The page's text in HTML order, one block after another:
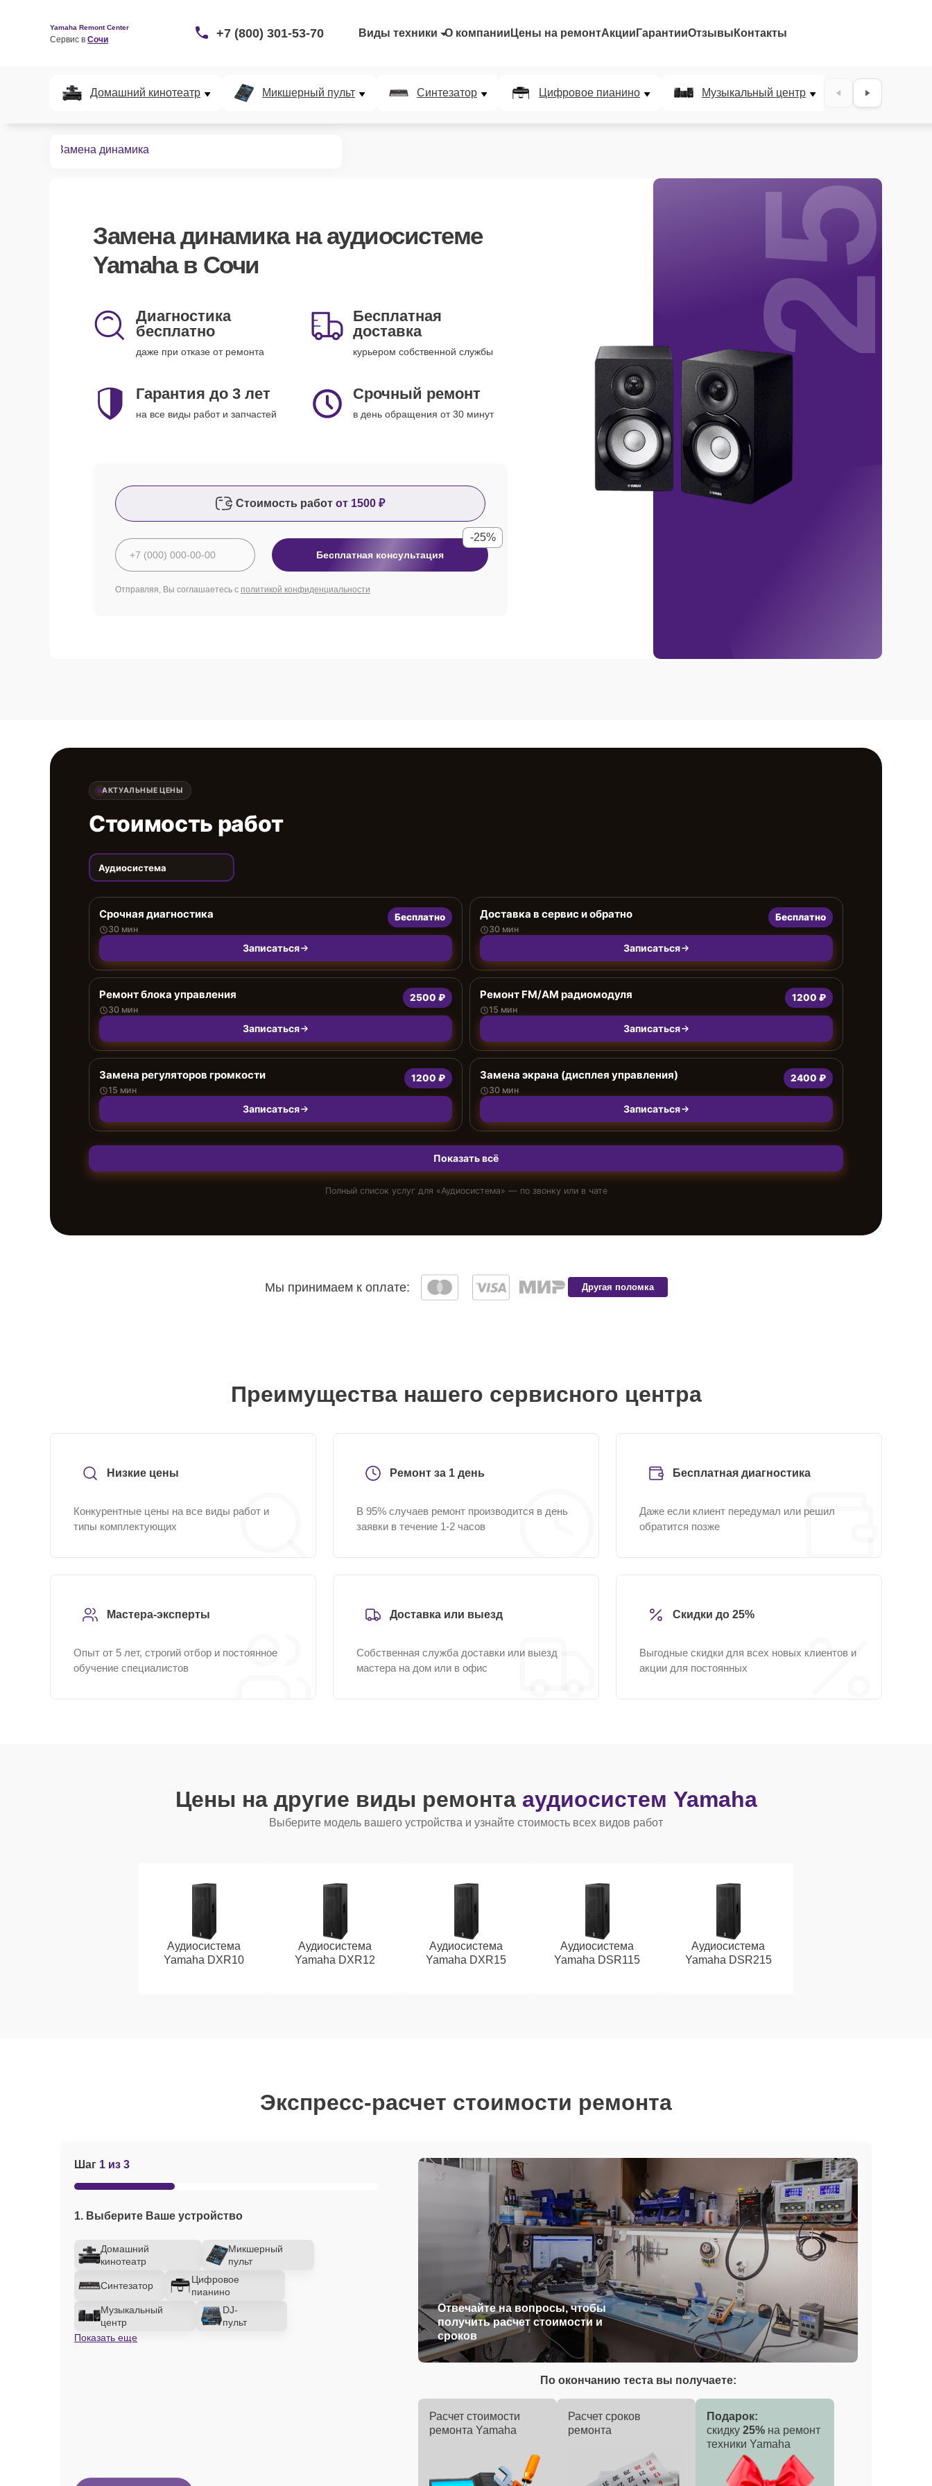
Yamaha Remont Center
Сервис в Сочи +7 (800) 301-53-70 Виды техники О компании Цены на ремонтАкции ГарантииОтзывы Контакты
Домашний кинотеатр Микшерный пульт Синтезатор Цифровое пианино Музыкальный центр DJ-пульт
Замена динамика
Замена динамикана аудиосистеме
Yamaha в Сочи
Диагностика
бесплатно
даже при отказе от ремонта
Бесплатная
доставка
курьером собственной службы
Гарантия до 3 лет
на все виды работ и запчастей
Срочный ремонт
в день обращения от 30 минут
Стоимость работ от 1500 ₽
Бесплатная консультация
-25%
Отправляя, Вы соглашаетесь с политикой конфиденциальности
25%
АКТУАЛЬНЫЕ ЦЕНЫ
Стоимость работ
Аудиосистема
Срочная диагностика
30 мин
Бесплатно
Записаться
Доставка в сервис и обратно
30 мин
Бесплатно
Записаться
Ремонт блока управления
30 мин
2500 ₽
Записаться
Ремонт FM/AM радиомодуля
15 мин
1200 ₽
Записаться
Замена регуляторов громкости
15 мин
1200 ₽
Записаться
Замена экрана (дисплея управления)
30 мин
2400 ₽
Записаться
Показать всё
Полный список услуг для «Аудиосистема» — по звонку или в чате
Мы принимаем к оплате: Другая поломка
Преимущества нашего сервисного центра
Низкие цены
Конкурентные цены на все виды работ и
типы комплектующих
Ремонт за 1 день
В 95% случаев ремонт производится в день
заявки в течение 1-2 часов
Бесплатная диагностика
Даже если клиент передумал или решил
обратится позже
Мастера-эксперты
Опыт от 5 лет, строгий отбор и постоянное
обучение специалистов
Доставка или выезд
Собственная служба доставки или выезд
мастера на дом или в офис
Скидки до 25%
Выгодные скидки для всех новых клиентов и
акции для постоянных
Цены на другие виды ремонта аудиосистем Yamaha
Выберите модель вашего устройства и узнайте стоимость всех видов работ
Аудиосистема
Yamaha DXR10
Аудиосистема
Yamaha DXR12
Аудиосистема
Yamaha DXR15
Аудиосистема
Yamaha DSR115
Аудиосистема
Yamaha DSR215
Экспресс-расчет стоимости ремонта
Шаг 1 из 3
1. Выберите Ваше устройство
Домашний
кинотеатр
Микшерный
пульт
Синтезатор
Цифровое
пианино
Музыкальный
центр
DJ-
пульт
Показать еще
Отвечайте на вопросы, чтобы
получить расчет стоимости и
сроков
По окончанию теста вы получаете:
Расчет стоимости
ремонта Yamaha
Расчет сроков
ремонта
Подарок:
скидку 25% на ремонт
техники Yamaha